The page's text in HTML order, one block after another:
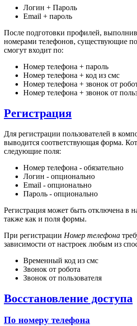
Логин + Пароль
Email + пароль
После подготовки профилей,
номерами телефонов, существующие
смогут входит по:
Номер телефона + пароль
Номер телефона + код из смс
Номер телефона + звонок от
Номер телефона + звонок от
Регистрация
Для регистрации пользователей в
выводится соответствующая форма.
следующие поля:
Номер телефона - обязательно
Логин - опционально
Email - опционально
Пароль - опционально
Регистрация может быть отключена в
также как и поля формы.
При регистрации Номер телефона
зависимости от настроек любым из
Временный код из смс
Звонок от робота
Звонок от пользователя
Восстановление доступа
По номеру телефона